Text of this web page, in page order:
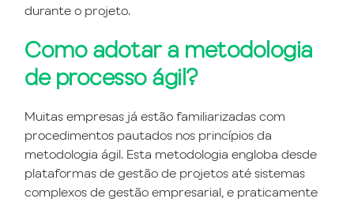
durante o projeto.
Como adotar a metodologia
de processo ágil?
Muitas empresas já estão familiarizadas com
procedimentos pautados nos princípios da
metodologia ágil. Esta metodologia engloba desde
plataformas de gestão de projetos até sistemas
complexos de gestão empresarial, e praticamente